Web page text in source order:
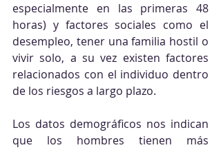
especialmente en las primeras 48
horas) y factores sociales como el
desempleo, tener una familia hostil o
vivir solo, a su vez existen factores
relacionados con el individuo dentro
de los riesgos a largo plazo.
Los datos demográficos nos indican
que los hombres tienen más